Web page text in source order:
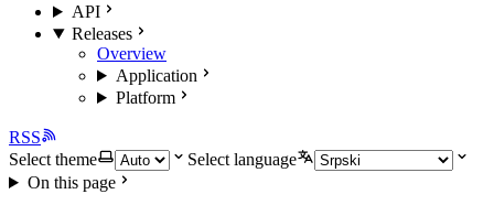
API
Releases
Overview
Application
Platform
RSS
Select theme
Select language
On this page